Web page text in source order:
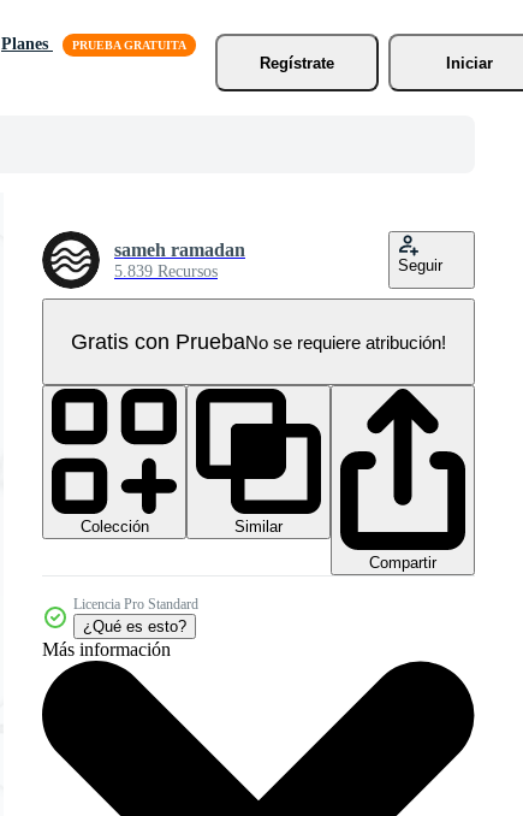
Planes
Regístrate
Iniciar
sameh ramadan
5.839 Recursos Seguir
Gratis con PruebaNo se requiere atribución!
Colección
Similar
Compartir
Licencia Pro Standard
¿Qué es esto?
Más información